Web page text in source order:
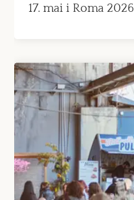
17. mai i Roma 2026